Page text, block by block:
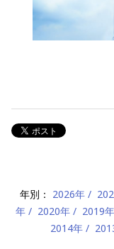
年別： 2026年
年
2020年 2019年
2014年